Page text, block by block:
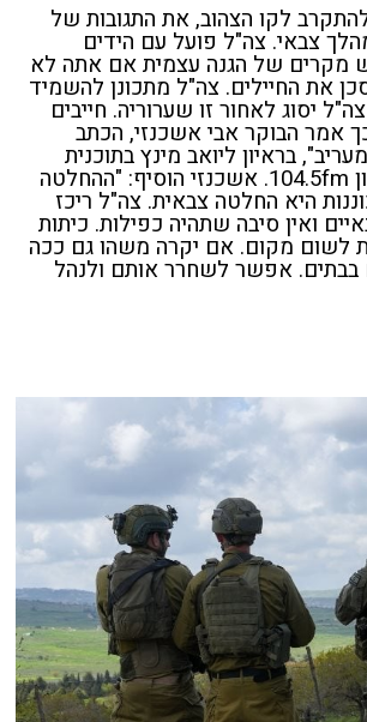
לקו הצהוב, את התגובות של
צבאי. צה"ל פועל עם הידים
מקרים של הגנה עצמית אם אתה לא
את החיילים. צה"ל מתכונן להשמיד
יסוג לאחור זו שערוריה. חייבים
אמר הבוקר אבי אשכנזי, הכתב
בראיון ליואב מינץ בתוכנית
"קפאין" ברדיו צפון 104.5fm. אשכנזי הוסיף: "ההחלטה
היא החלטה צבאית. צה"ל ריכז
ואין סיבה שתהיה כפילות. כיתות
לשום מקום. אם יקרה משהו גם ככה
בבתים. אפשר לשחרר אותם ולנהל